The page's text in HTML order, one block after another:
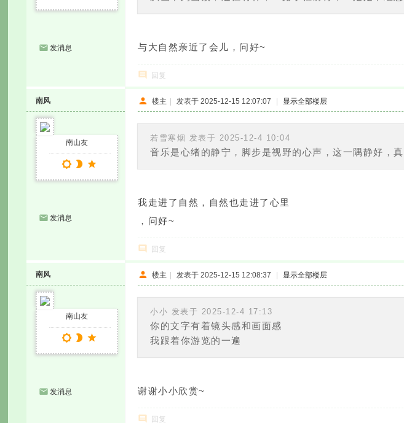
发消息 与大自然亲近了会儿，问好~
回复
南风
南山友
发消息
楼主 | 发表于 2025-12-15 12:07:07 | 显示全部楼层
若雪寒烟 发表于 2025-12-4 10:04
音乐是心绪的静宁，脚步是视野的心声，这一隅静好，
我走进了自然，自然也走进了心里
，问好~
回复
南风
南山友
发消息
楼主 | 发表于 2025-12-15 12:08:37 | 显示全部楼层
小小 发表于 2025-12-4 17:13
你的文字有着镜头感和画面感
我跟着你游览的一遍
谢谢小小欣赏~
回复